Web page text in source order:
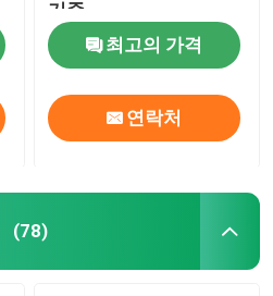
기준
최고의 가격
연락처
(78)